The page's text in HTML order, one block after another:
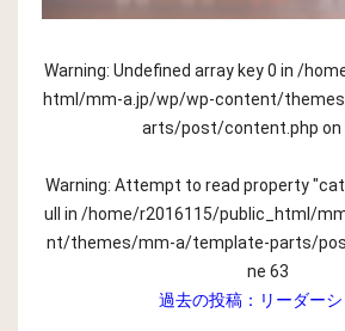
Warning: Undefined array key 0 in /
html/mm-a.jp/wp/wp-content/
arts/post/content.php on
Warning: Attempt to read property
ull in /home/r2016115/public_html/
nt/themes/mm-a/template-parts/
ne 63
過去の投稿： リーダー